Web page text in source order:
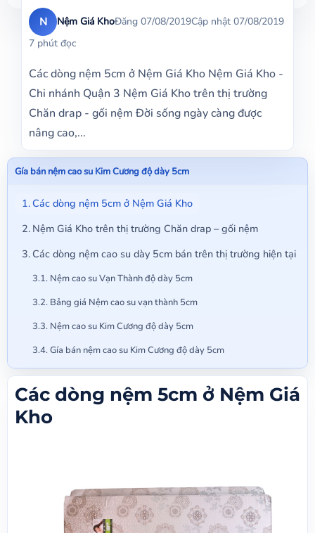
N Nệm Giá KhoĐăng 07/08/2019Cập nhật 07/08/2019
7 phút đọc
Các dòng nệm 5cm ở Nệm Giá Kho Nệm Giá Kho -
Chi nhánh Quận 3 Nệm Giá Kho trên thị trường
Chăn drap - gối nệm Đời sống ngày càng được
nâng cao,...
Gía bán nệm cao su Kim Cương độ dày 5cm
Các dòng nệm 5cm ở Nệm Giá Kho
Nệm Giá Kho trên thị trường Chăn drap – gối nệm
Các dòng nệm cao su dày 5cm bán trên thị trường hiện tại
Nệm cao su Vạn Thành độ dày 5cm
Bảng giá Nệm cao su vạn thành 5cm
Nệm cao su Kim Cương độ dày 5cm
Gía bán nệm cao su Kim Cương độ dày 5cm
Các dòng nệm 5cm ở Nệm Giá
Kho